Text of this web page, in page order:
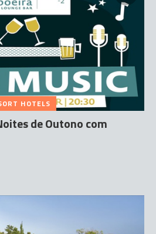
HOTELS
de Outono com